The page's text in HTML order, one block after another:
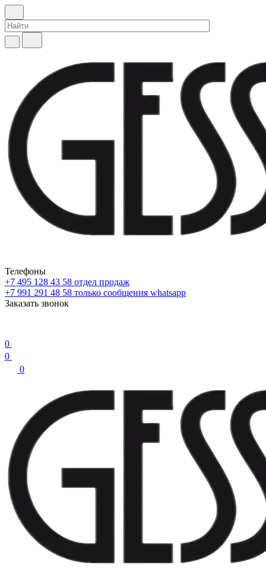
Телефоны
+7 495 128 43 58 отдел продаж
+7 991 291 48 58 только сообщения whatsapp
Заказать звонок
0
0
0